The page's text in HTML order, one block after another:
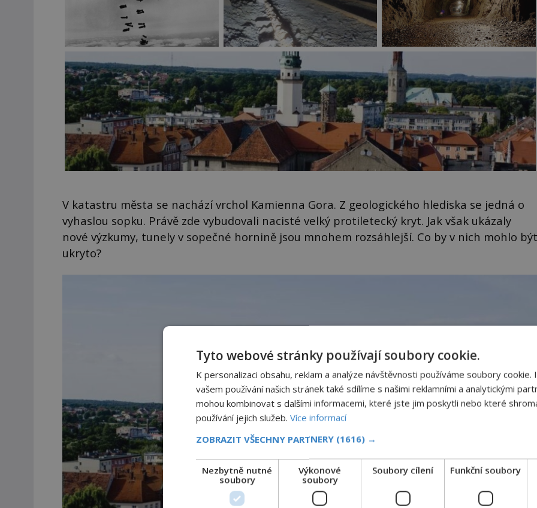
V katastru města se nachází vrchol Kamienna Gora. Z geologického hlediska se jedná o
vyhaslou sopku. Právě zde vybudovali nacisté velký protiletecký kryt. Jak však ukázaly
nové výzkumy, tunely v sopečné hornině jsou mnohem rozsáhlejší. Co by v nich mohlo být
ukryto?
Tyto webové stránky používají soubory cookie.
K personalizaci obsahu, reklam a analýze návštěvnosti používáme soubory cookie.
vašem používání našich stránek také sdílíme s našimi reklamními a analytickými
mohou kombinovat s dalšími informacemi, které jste jim poskytli nebo které
používání jejich služeb. Více informací
ZOBRAZIT VŠECHNY PARTNERY (1616) →
Nezbytně nutné
soubory
Výkonové
soubory
Soubory cílení Funkční soubory